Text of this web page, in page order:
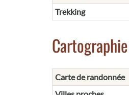
Trekking
Carte de randonnée